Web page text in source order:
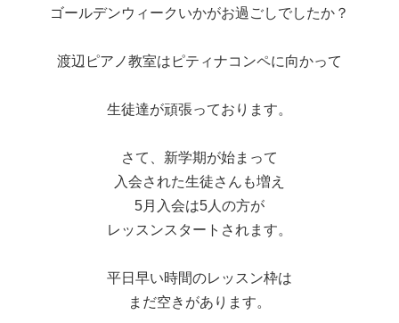
ゴールデンウィークいかがお過ごしでしたか？
渡辺ピアノ教室はピティナコンペに向かって
生徒達が頑張っております。
さて、新学期が始まって
入会された生徒さんも増え
5月入会は5人の方が
レッスンスタートされます。
平日早い時間のレッスン枠は
まだ空きがあります。